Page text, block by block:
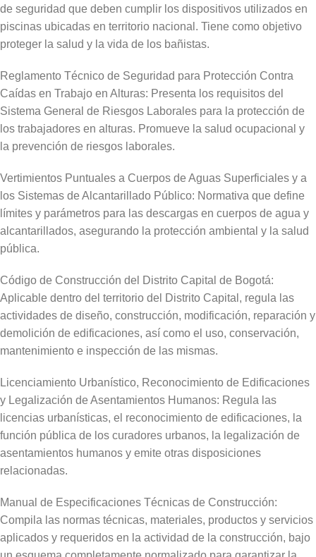
de seguridad que deben cumplir los dispositivos utilizados en
piscinas ubicadas en territorio nacional. Tiene como objetivo
proteger la salud y la vida de los bañistas.
Reglamento Técnico de Seguridad para Protección Contra
Caídas en Trabajo en Alturas: Presenta los requisitos del
Sistema General de Riesgos Laborales para la protección de
los trabajadores en alturas. Promueve la salud ocupacional y
la prevención de riesgos laborales.
Vertimientos Puntuales a Cuerpos de Aguas Superficiales y a
los Sistemas de Alcantarillado Público: Normativa que define
límites y parámetros para las descargas en cuerpos de agua y
alcantarillados, asegurando la protección ambiental y la salud
pública.
Código de Construcción del Distrito Capital de Bogotá:
Aplicable dentro del territorio del Distrito Capital, regula las
actividades de diseño, construcción, modificación, reparación y
demolición de edificaciones, así como el uso, conservación,
mantenimiento e inspección de las mismas.
Licenciamiento Urbanístico, Reconocimiento de Edificaciones
y Legalización de Asentamientos Humanos: Regula las
licencias urbanísticas, el reconocimiento de edificaciones, la
función pública de los curadores urbanos, la legalización de
asentamientos humanos y emite otras disposiciones
relacionadas.
Manual de Especificaciones Técnicas de Construcción:
Compila las normas técnicas, materiales, productos y servicios
aplicados y requeridos en la actividad de la construcción, bajo